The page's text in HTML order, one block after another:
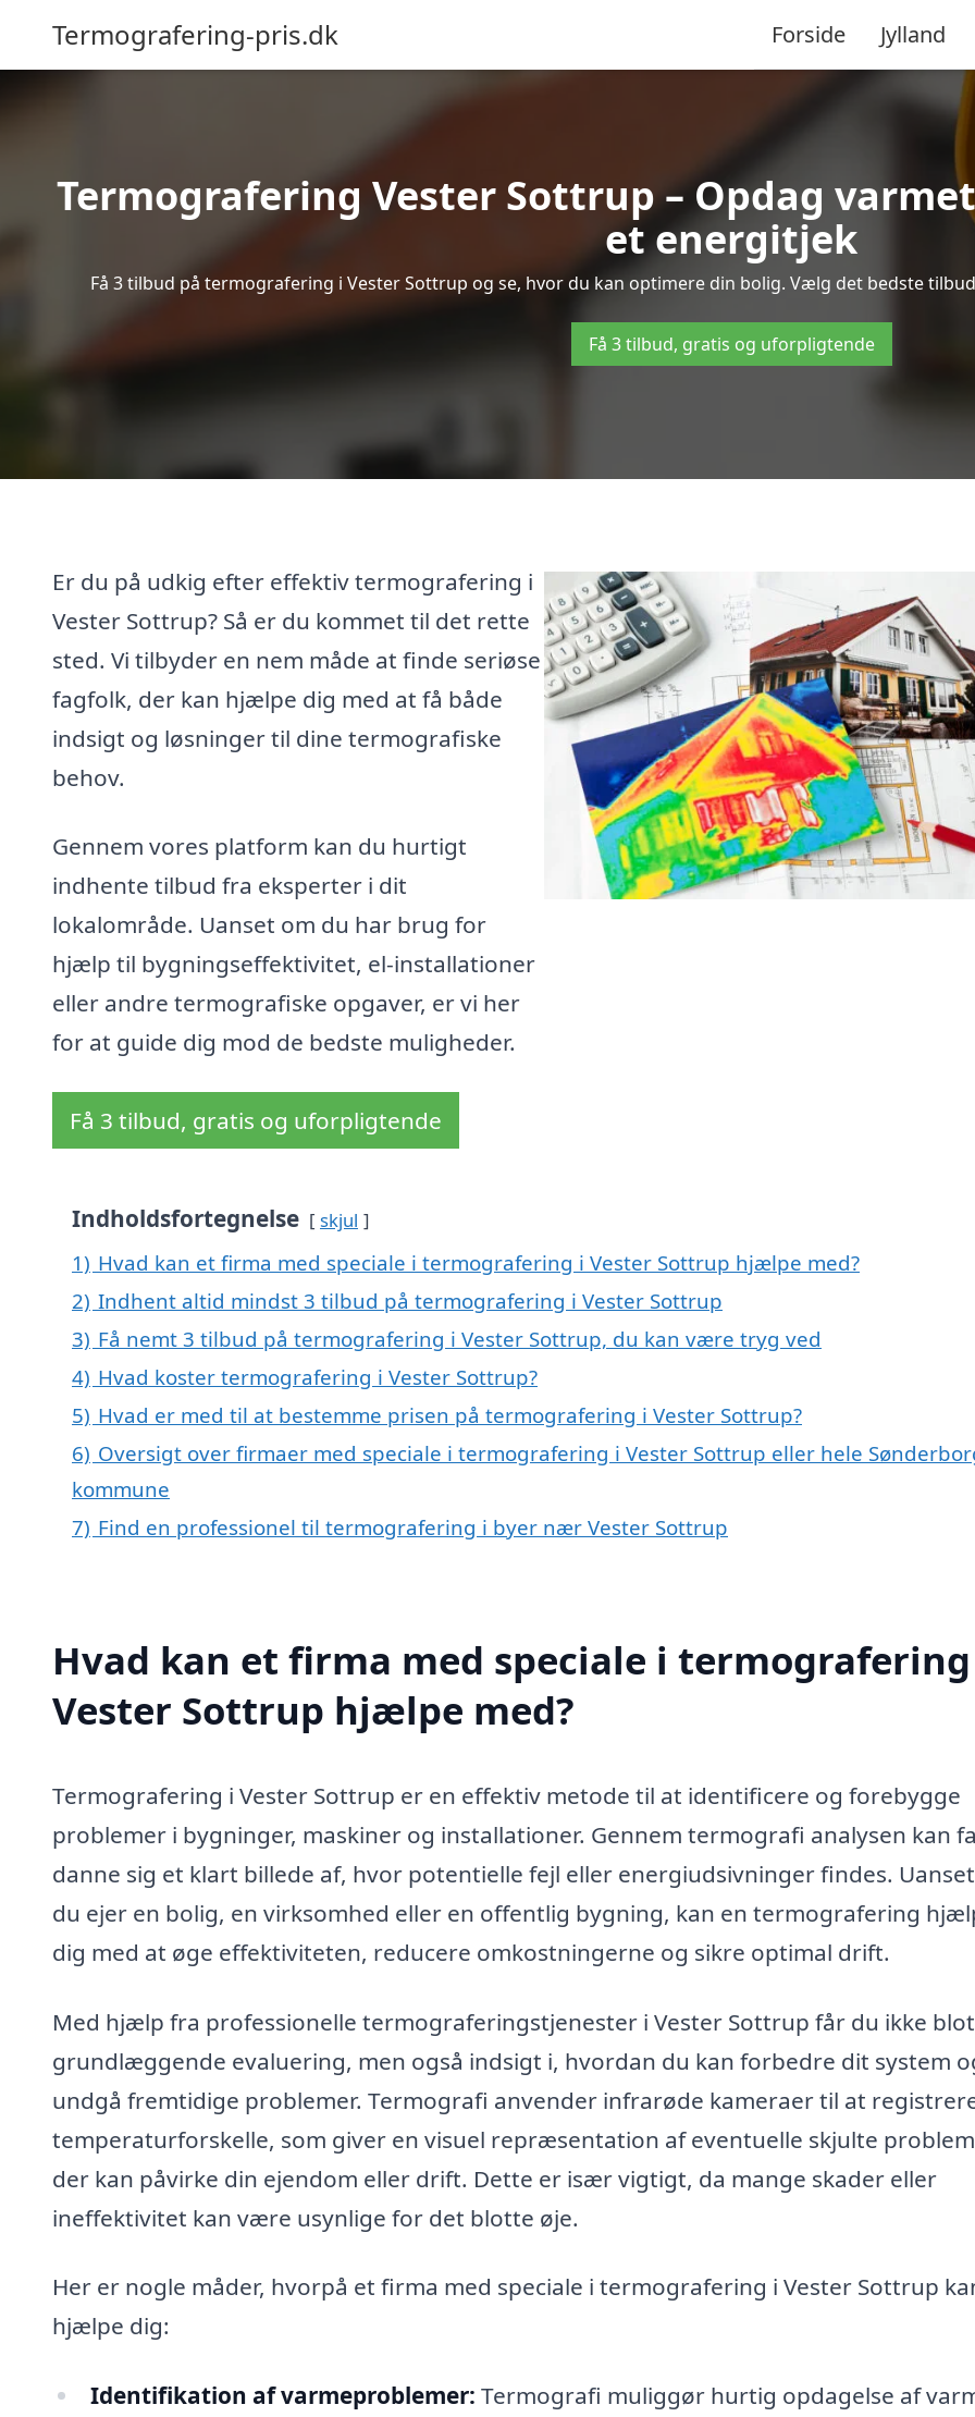
Termografering-pris.dk Forside Jylland
Termografering Vester Sottrup – Opdag
et energitjek
Få 3 tilbud på termografering i Vester Sottrup og se, hvor du kan optimere din bolig. Vælg det bedste
Få 3 tilbud, gratis og uforpligtende
Er du på udkig efter effektiv termografering i
Vester Sottrup? Så er du kommet til det rette
sted. Vi tilbyder en nem måde at finde seriøse
fagfolk, der kan hjælpe dig med at få både
indsigt og løsninger til dine termografiske
behov.
Gennem vores platform kan du hurtigt
indhente tilbud fra eksperter i dit
lokalområde. Uanset om du har brug for
hjælp til bygningseffektivitet, el-installationer
eller andre termografiske opgaver, er vi her
for at guide dig mod de bedste muligheder.
Få 3 tilbud, gratis og uforpligtende
Indholdsfortegnelse skjul
1) Hvad kan et firma med speciale i termografering i Vester Sottrup hjælpe med?
2) Indhent altid mindst 3 tilbud på termografering i Vester Sottrup
3) Få nemt 3 tilbud på termografering i Vester Sottrup, du kan være tryg ved
4) Hvad koster termografering i Vester Sottrup?
5) Hvad er med til at bestemme prisen på termografering i Vester Sottrup?
6) Oversigt over firmaer med speciale i termografering i Vester Sottrup eller hele
kommune
7) Find en professionel til termografering i byer nær Vester Sottrup
Hvad kan et firma med speciale i
Vester Sottrup hjælpe med?
Termografering i Vester Sottrup er en effektiv metode til at identificere og forebygge
problemer i bygninger, maskiner og installationer. Gennem termografi analysen kan
danne sig et klart billede af, hvor potentielle fejl eller energiudsivninger findes.
du ejer en bolig, en virksomhed eller en offentlig bygning, kan en termografering
dig med at øge effektiviteten, reducere omkostningerne og sikre optimal drift.
Med hjælp fra professionelle termograferingstjenester i Vester Sottrup får du ikke
grundlæggende evaluering, men også indsigt i, hvordan du kan forbedre dit system
undgå fremtidige problemer. Termografi anvender infrarøde kameraer til at
temperaturforskelle, som giver en visuel repræsentation af eventuelle skjulte
der kan påvirke din ejendom eller drift. Dette er især vigtigt, da mange skader eller
ineffektivitet kan være usynlige for det blotte øje.
Her er nogle måder, hvorpå et firma med speciale i termografering i Vester Sottrup
hjælpe dig:
Identifikation af varmeproblemer: Termografi muliggør hurtig opdagelse af